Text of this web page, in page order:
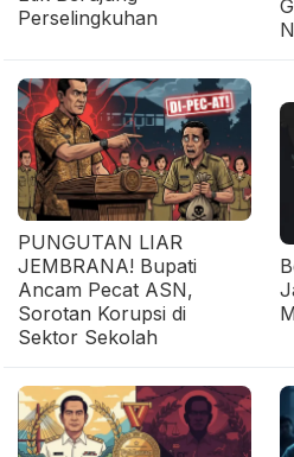
Perselingkuhan
PUNGUTAN LIAR
JEMBRANA! Bupati
Ancam Pecat ASN,
Sorotan Korupsi di
Sektor Sekolah